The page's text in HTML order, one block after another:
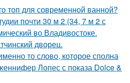
топ для современной ванной?
почти 30 м 2 (34, 7 м 2 с
во Владивостоке.
дворец.
то слово, которое сполна
Лопес с показа Dolce &